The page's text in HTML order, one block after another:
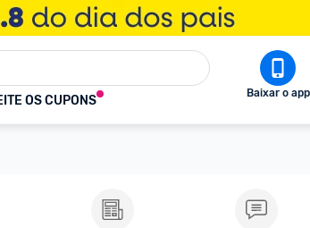
OS CUPONS Baixar o app